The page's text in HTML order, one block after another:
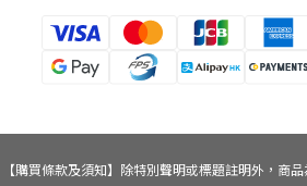
【購買條款及須知】除特別聲明或標題註明外，商